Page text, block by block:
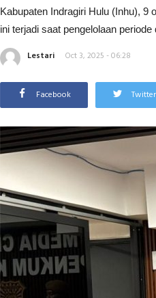
Kabupaten Indragiri Hulu (Inhu), 9
ini terjadi saat pengelolaan periode
Lestari Oct 3, 2025 - 06:28
Facebook Twitter